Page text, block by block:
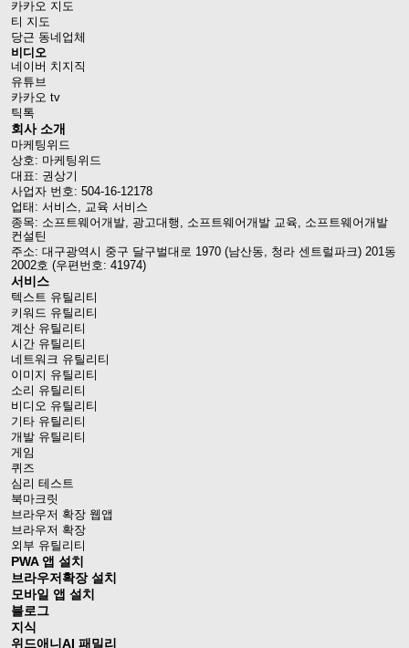
카카오 지도
티 지도
당근 동네업체
비디오
네이버 치지직
유튜브
카카오 tv
틱톡
회사 소개
마케팅위드
상호: 마케팅위드
대표: 권상기
사업자 번호: 504-16-12178
업태: 서비스, 교육 서비스
종목: 소프트웨어개발, 광고대행, 소프트웨어개발 교육, 소프트웨어개발
컨설틴
주소: 대구광역시 중구 달구벌대로 1970 (남산동, 청라 센트럴파크) 201동
2002호 (우편번호: 41974)
서비스
텍스트 유틸리티
키워드 유틸리티
계산 유틸리티
시간 유틸리티
네트워크 유틸리티
이미지 유틸리티
소리 유틸리티
비디오 유틸리티
기타 유틸리티
개발 유틸리티
게임
퀴즈
심리 테스트
북마크릿
브라우저 확장 웹앱
브라우저 확장
외부 유틸리티
PWA 앱 설치
브라우저확장 설치
모바일 앱 설치
블로그
지식
위드애니AI 패밀리